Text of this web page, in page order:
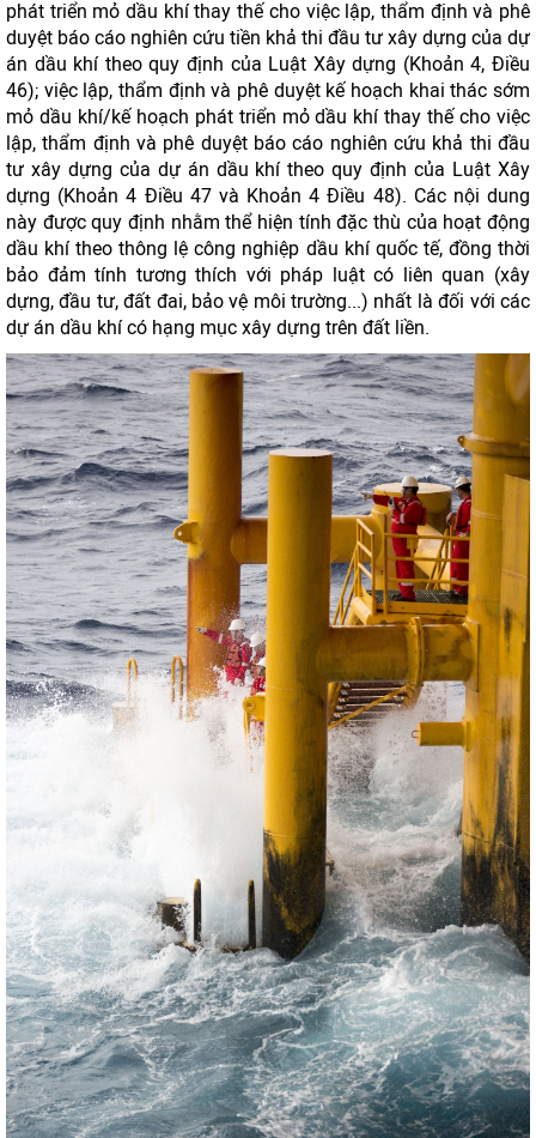
phát triển mỏ dầu khí thay thế cho việc lập, thẩm định và phê
duyệt báo cáo nghiên cứu tiền khả thi đầu tư xây dựng của dự
án dầu khí theo quy định của Luật Xây dựng (Khoản 4, Điều
46); việc lập, thẩm định và phê duyệt kế hoạch khai thác sớm
mỏ dầu khí/kế hoạch phát triển mỏ dầu khí thay thế cho việc
lập, thẩm định và phê duyệt báo cáo nghiên cứu khả thi đầu
tư xây dựng của dự án dầu khí theo quy định của Luật Xây
dựng (Khoản 4 Điều 47 và Khoản 4 Điều 48). Các nội dung
này được quy định nhằm thể hiện tính đặc thù của hoạt động
dầu khí theo thông lệ công nghiệp dầu khí quốc tế, đồng thời
bảo đảm tính tương thích với pháp luật có liên quan (xây
dựng, đầu tư, đất đai, bảo vệ môi trường...) nhất là đối với các
dự án dầu khí có hạng mục xây dựng trên đất liền.